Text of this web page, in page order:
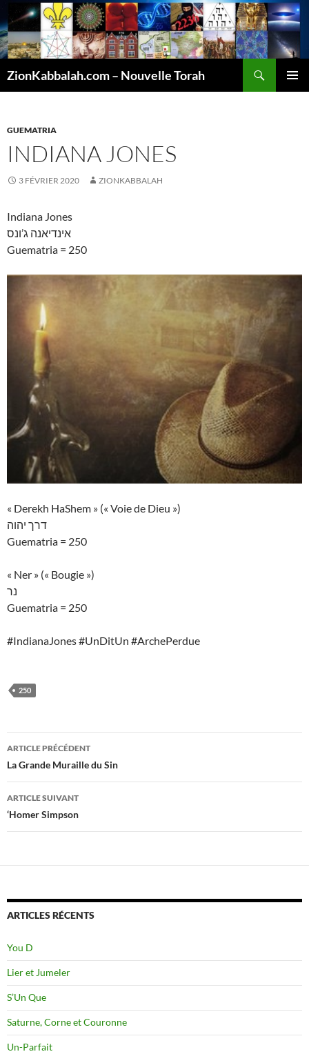
ZionKabbalah.com – Nouvelle Torah
GUEMATRIA
INDIANA JONES
3 FÉVRIER 2020 ZIONKABBALAH
Indiana Jones
אינדיאנה ג’ונס
Guematria = 250
« Derekh HaShem » (« Voie de Dieu »)
דרך יהוה
Guematria = 250
« Ner » (« Bougie »)
נר
Guematria = 250
#IndianaJones #UnDitUn #ArchePerdue
250
Navigation
des
articles
ARTICLE PRÉCÉDENT
La Grande Muraille du Sin
ARTICLE SUIVANT
‘Homer Simpson
ARTICLES RÉCENTS
You D
Lier et Jumeler
S’Un Que
Saturne, Corne et Couronne
Un-Parfait